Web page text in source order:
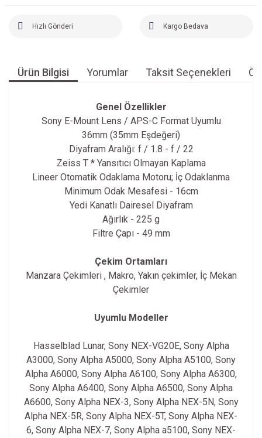
Hızlı Gönderi Kargo Bedava
Ürün Bilgisi Yorumlar Taksit Seçenekleri
Genel Özellikler
Sony E-Mount Lens / APS-C Format Uyumlu
36mm (35mm Eşdeğeri)
Diyafram Aralığı: f / 1.8 - f / 22
Zeiss T * Yansıtıcı Olmayan Kaplama
Lineer Otomatik Odaklama Motoru; İç Odaklanma
Minimum Odak Mesafesi - 16cm
Yedi Kanatlı Dairesel Diyafram
Ağırlık - 225 g
Filtre Çapı - 49 mm
Çekim Ortamları
Manzara Çekimleri , Makro, Yakın çekimler, İç Mekan
Çekimler
Uyumlu Modeller
Hasselblad Lunar, Sony NEX-VG20E, Sony Alpha
A3000, Sony Alpha A5000, Sony Alpha A5100, Sony
Alpha A6000, Sony Alpha A6100, Sony Alpha A6300,
Sony Alpha A6400, Sony Alpha A6500, Sony Alpha
A6600, Sony Alpha NEX-3, Sony Alpha NEX-5N, Sony
Alpha NEX-5R, Sony Alpha NEX-5T, Sony Alpha NEX-
6, Sony Alpha NEX-7, Sony Alpha a5100, Sony NEX-